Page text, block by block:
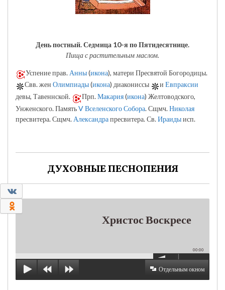
День постный.Седмица 10-я по Пятидесятнице.
Пища с растительным маслом.
Успение прав. Анны(икона), матери Пресвятой Богородицы.
Свв. жен Олимпиады(икона) диакониссы и Евпраксии
девы, Тавеннской.
Прп.Макария(икона) Желтоводского,
Унженского. ПамятьV Вселенского Собора. Сщмч.Николая
пресвитера. Сщмч. Александрапресвитера. Св.Ираидыисп.
ДУХОВНЫЕ ПЕСНОПЕНИЯ
Христос Воскресе
00:00
Отдельным окном